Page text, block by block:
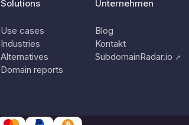
Solutions
Use cases
Industries
Alternatives
Domain reports
Unternehmen
Blog
Kontakt
SubdomainRadar.io ↗